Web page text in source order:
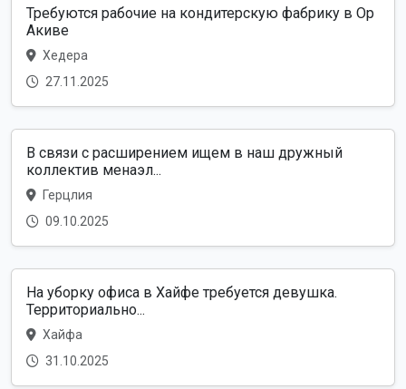
Требуются рабочие на кондитерскую фабрику в Ор
Акиве
Хедера
27.11.2025
В связи с расширением ищем в наш дружный
коллектив менаэл...
Герцлия
09.10.2025
На уборку офиса в Хайфе требуется девушка.
Территориально...
Хайфа
31.10.2025